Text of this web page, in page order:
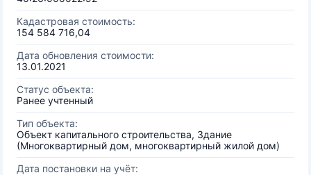
Кадастровая стоимость:
154 584 716,04
Дата обновления стоимости:
13.01.2021
Статус объекта:
Ранее учтенный
Тип объекта:
Объект капитального строительства, Здание
(Многоквартирный дом, многоквартирный жилой дом)
Дата постановки на учёт: